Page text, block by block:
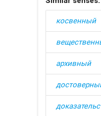
косвенный
архивный